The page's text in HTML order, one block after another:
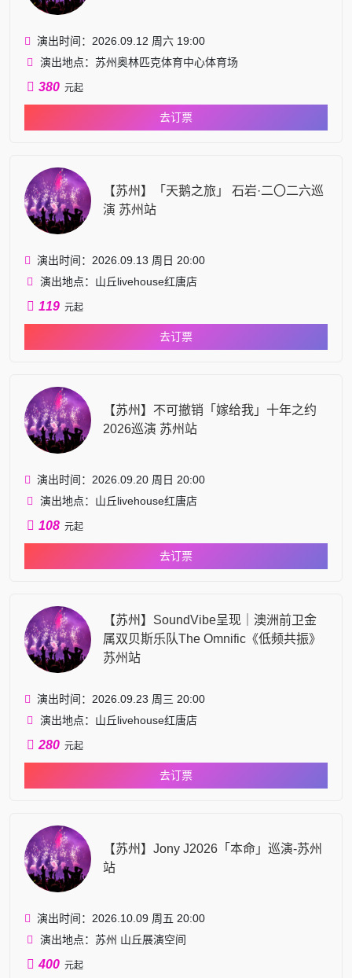
演出时间：2026.09.12 周六 19:00
演出地点：苏州奥林匹克体育中心体育场
380 元起
去订票
【苏州】「天鹅之旅」 石岩·二〇二六巡
演 苏州站
演出时间：2026.09.13 周日 20:00
演出地点：山丘livehouse红唐店
119 元起
去订票
【苏州】不可撤销「嫁给我」十年之约
2026巡演 苏州站
演出时间：2026.09.20 周日 20:00
演出地点：山丘livehouse红唐店
108 元起
去订票
【苏州】SoundVibe呈现｜澳洲前卫金
属双贝斯乐队The Omnific《低频共振》
苏州站
演出时间：2026.09.23 周三 20:00
演出地点：山丘livehouse红唐店
280 元起
去订票
【苏州】Jony J2026「本命」巡演-苏州
站
演出时间：2026.10.09 周五 20:00
演出地点：苏州 山丘展演空间
400 元起